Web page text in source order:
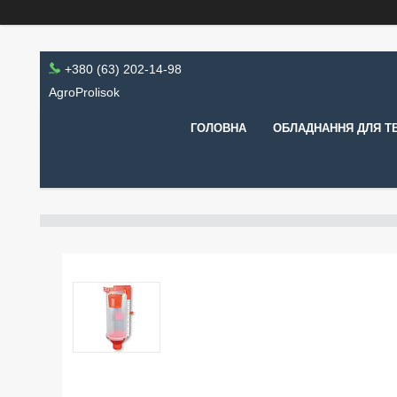
+380 (63) 202-14-98
AgroProlisok
ГОЛОВНА ОБЛАДНАННЯ ДЛЯ